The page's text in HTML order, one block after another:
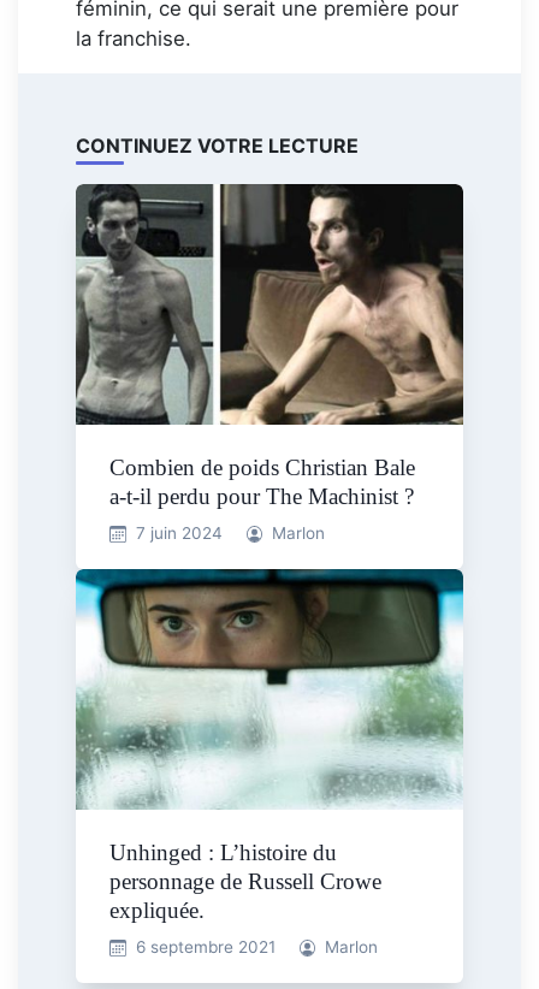
féminin, ce qui serait une première pour
la franchise.
CONTINUEZ VOTRE LECTURE
Combien de poids Christian Bale
a-t-il perdu pour The Machinist ?
7 juin 2024 Marlon
Unhinged : L’histoire du
personnage de Russell Crowe
expliquée.
6 septembre 2021 Marlon